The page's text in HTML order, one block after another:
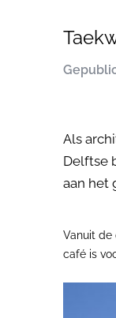
Als
Delftse
aan het
Vanuit de
café is